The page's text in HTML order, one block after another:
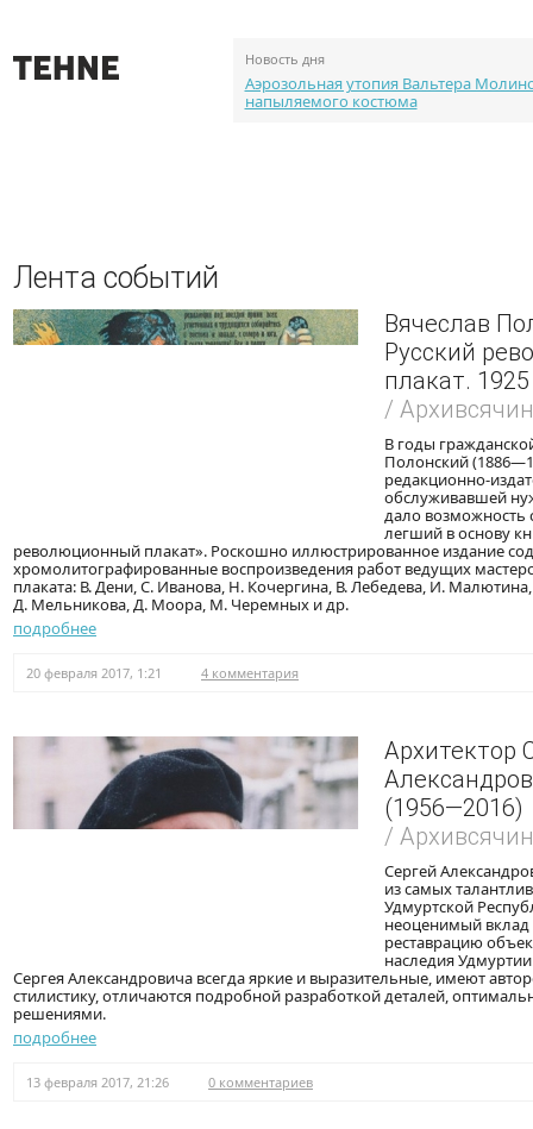
Новость дня
Аэрозольная утопия Вальтера
напыляемого костюма
Лента событий
Вячеслав
Русский
плакат. 1925
/
В годы
Полонский
редакционно-
обслуживавшей
дало возможность
легший в основу
революционный плакат». Роскошно иллюстрированное издание
хромолитографированные воспроизведения работ ведущих
плаката: В. Дени, С. Иванова, Н. Кочергина, В. Лебедева, И.
Д. Мельникова, Д. Моора, М. Черемных и др.
подробнее
20 февраля 2017, 1:21 4 комментария
Архитектор
(1956—2016)
/
Сергей
из самых
Удмуртской
неоценимый вклад
реставрацию
наследия
Сергея Александровича всегда яркие и выразительные, имеют
стилистику, отличаются подробной разработкой деталей,
решениями.
подробнее
13 февраля 2017, 21:26 0 комментариев